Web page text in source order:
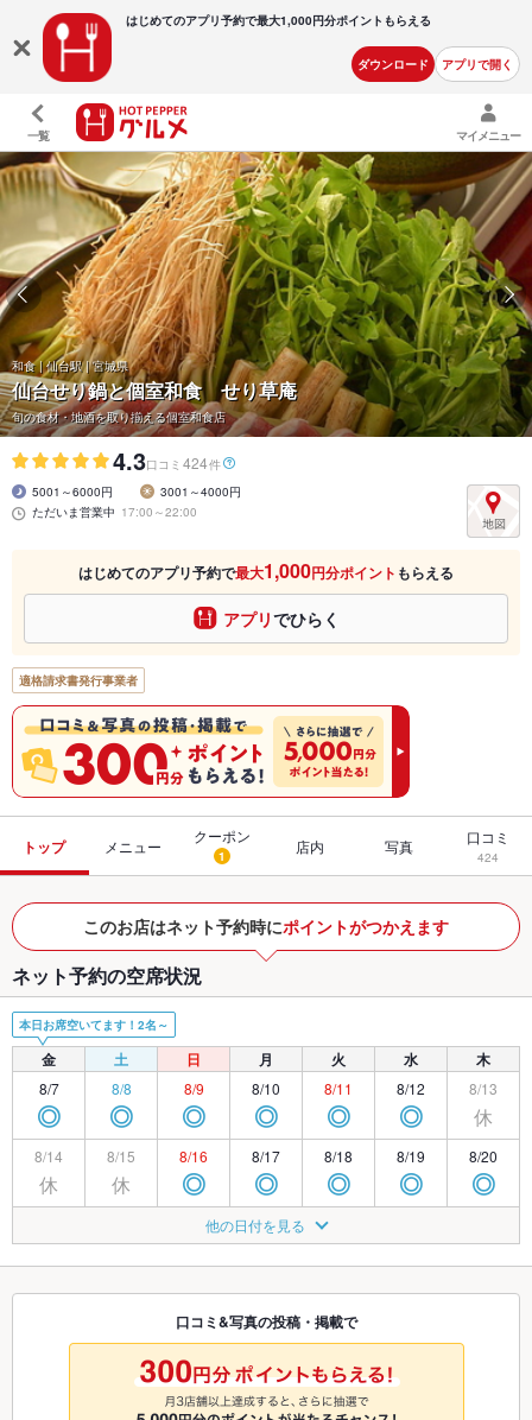
はじめてのアプリ予約で最大1,000円分ポイントもらえる
ダウンロード アプリで開く
一覧 マイメニュー
和食 | 仙台駅 | 宮城県
仙台せり鍋と個室和食 せり草庵
旬の食材・地酒を取り揃える個室和食店
4.3口コミ 424件
5001～6000円
3001～4000円
ただいま営業中 17:00～22:00
はじめてのアプリ予約で最大1,000円分ポイント もらえる
アプリでひらく
適格請求書発行事業者
トップ メニュー
クーポン
1 店内 写真 口コミ
424
このお店はネット予約時にポイントがつかえます
ネット予約の空席状況
本日お席空いてます！2名～
金 土 日 月 火 水 木
8/7
◎
8/8
◎
8/9
◎
8/10
◎
8/11
◎
8/12
◎
8/13
休
8/14
休
8/15
休
8/16
◎
8/17
◎
8/18
◎
8/19
◎
8/20
◎
◎ ◎
8/23
◎
8/24
◎
8/25
◎ ◎ ◎
8/28 8/29 8/30
◎
8/31
◎
9/1
◎
9/2 9/3
9/6
◎ ◎ ◎ ◎
他の日付を見る
口コミ&写真の投稿・掲載で